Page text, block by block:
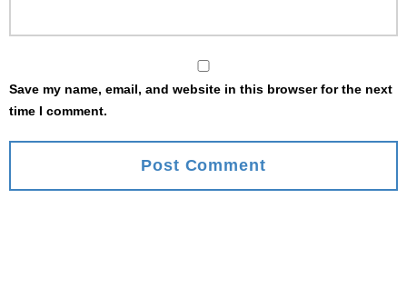
Save my name, email, and website in this browser for the next
time I comment.